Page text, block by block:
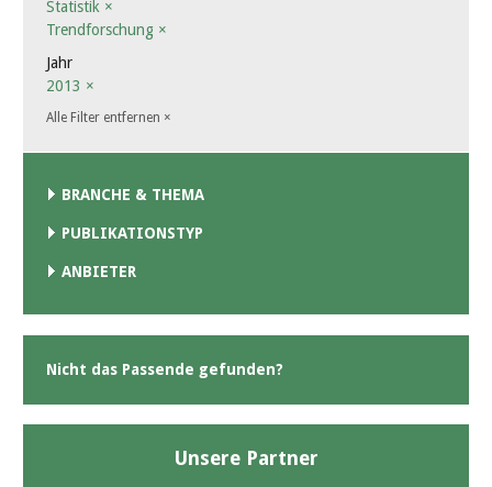
Statistik ×
Trendforschung ×
Jahr
2013 ×
Alle Filter entfernen ×
BRANCHE & THEMA
PUBLIKATIONSTYP
ANBIETER
Nicht das Passende gefunden?
Unsere Partner